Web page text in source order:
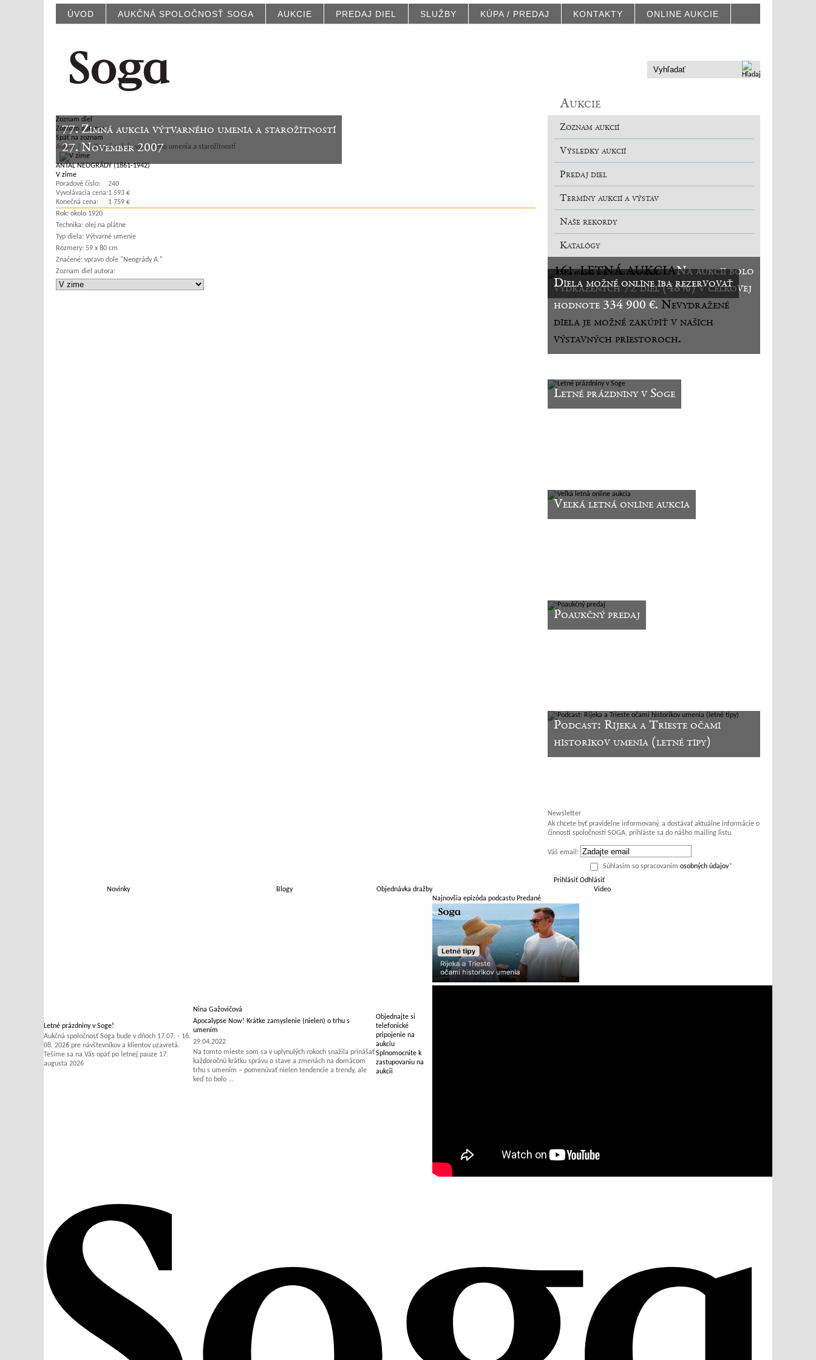
ÚVOD AUKČNÁ SPOLOČNOSŤ SOGA AUKCIE PREDAJ DIEL SLUŽBY KÚPA / PREDAJ KONTAKTY ONLINE AUKCIE
77. Zimná aukcia výtvarného umenia a starožitností
27. November 2007
Zoznam diel
Zoznam autorov
Späť na zoznam
Aukcie | 77. Zimná aukcia výtvarného umenia a starožitností
ANTAL NEOGRÁDY (1861-1942)
V zime
Poradové číslo:
240
Vyvolávacia cena:1 593 €
Konečná cena:
1 759 €
Rok: okolo 1920
Technika: olej na plátne
Typ diela: Výtvarné umenie
Rozmery: 59 x 80 cm
Značené: vpravo dole "Neogrády A."
Zoznam diel autora:
Aukcie
Zoznam aukcií
Výsledky aukcií
Predaj diel
Termíny aukcií a výstav
Naše rekordy
Katalógy
161. LETNÁ AUKCIANa aukcii bolo
vydražených 72 diel (48%) v celkovej
hodnote 334 900 €.Nevydražené
diela je možné zakúpiť v našich
výstavných priestoroch.
Diela možné online iba rezervovať
Letné prázdniny v Soge
Veľká letná online aukcia
Poaukčný predaj
Podcast: Rijeka a Trieste očami
historikov umenia (letné tipy)
Newsletter
Ak chcete byť pravidelne informovaný, a dostávať aktuálne informácie o
činnosti spoločnosti SOGA, prihláste sa do nášho mailing listu.
Váš email:
Súhlasím so spracovaním osobných údajov*
Prihlásiť Odhlásiť
Novinky
Blogy Objednávka dražby Video
Letné prázdniny v Soge!
Aukčná spoločnosť Soga bude v dňoch 17.07. - 16.
08. 2026 pre návštevníkov a klientov uzavretá.
Tešíme sa na Vás opäť po letnej pauze 17.
augusta 2026
Nina Gažovičová
Apocalypse Now! Krátke zamyslenie (nielen) o trhu s
umením
29.04.2022
Na tomto mieste som sa v uplynulých rokoch snažila prinášať
každoročnú krátku správu o stave a zmenách na domácom
trhu s umením – pomenúvať nielen tendencie a trendy, ale
keď to bolo ...
Objednajte si
telefonické
pripojenie na
aukciu
Splnomocnite k
zastupovaniu na
aukcii
Najnovšia epizóda podcastu Predané